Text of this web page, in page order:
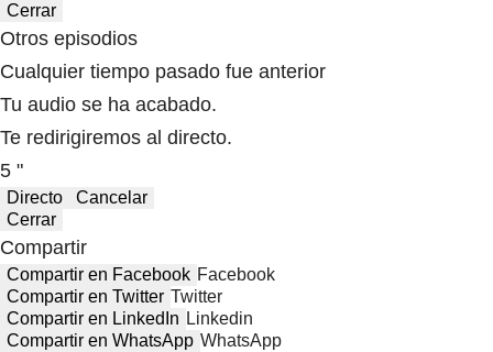
Cerrar
Otros episodios
Cualquier tiempo pasado fue anterior
Tu audio se ha acabado.
Te redirigiremos al directo.
5 "
Directo
Cancelar
Cerrar
Compartir
Compartir en Facebook Facebook
Compartir en Twitter Twitter
Compartir en LinkedIn Linkedin
Compartir en WhatsApp WhatsApp